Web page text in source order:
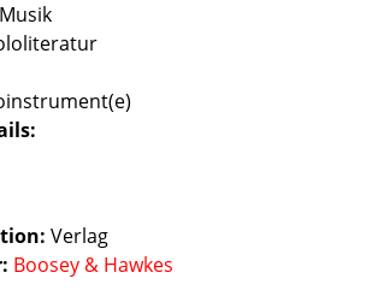
Verlag
Boosey & Hawkes